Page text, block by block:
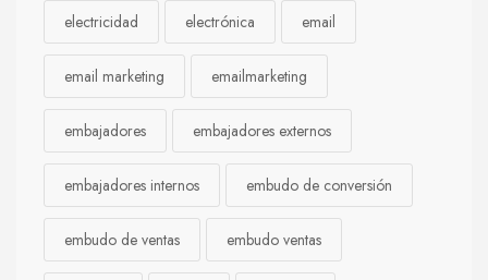
electricidad electrónica email
email marketing emailmarketing
embajadores embajadores externos
embajadores internos embudo de conversión
embudo de ventas embudo ventas